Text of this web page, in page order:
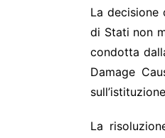
La decisione
di Stati non
condotta
Damage
La